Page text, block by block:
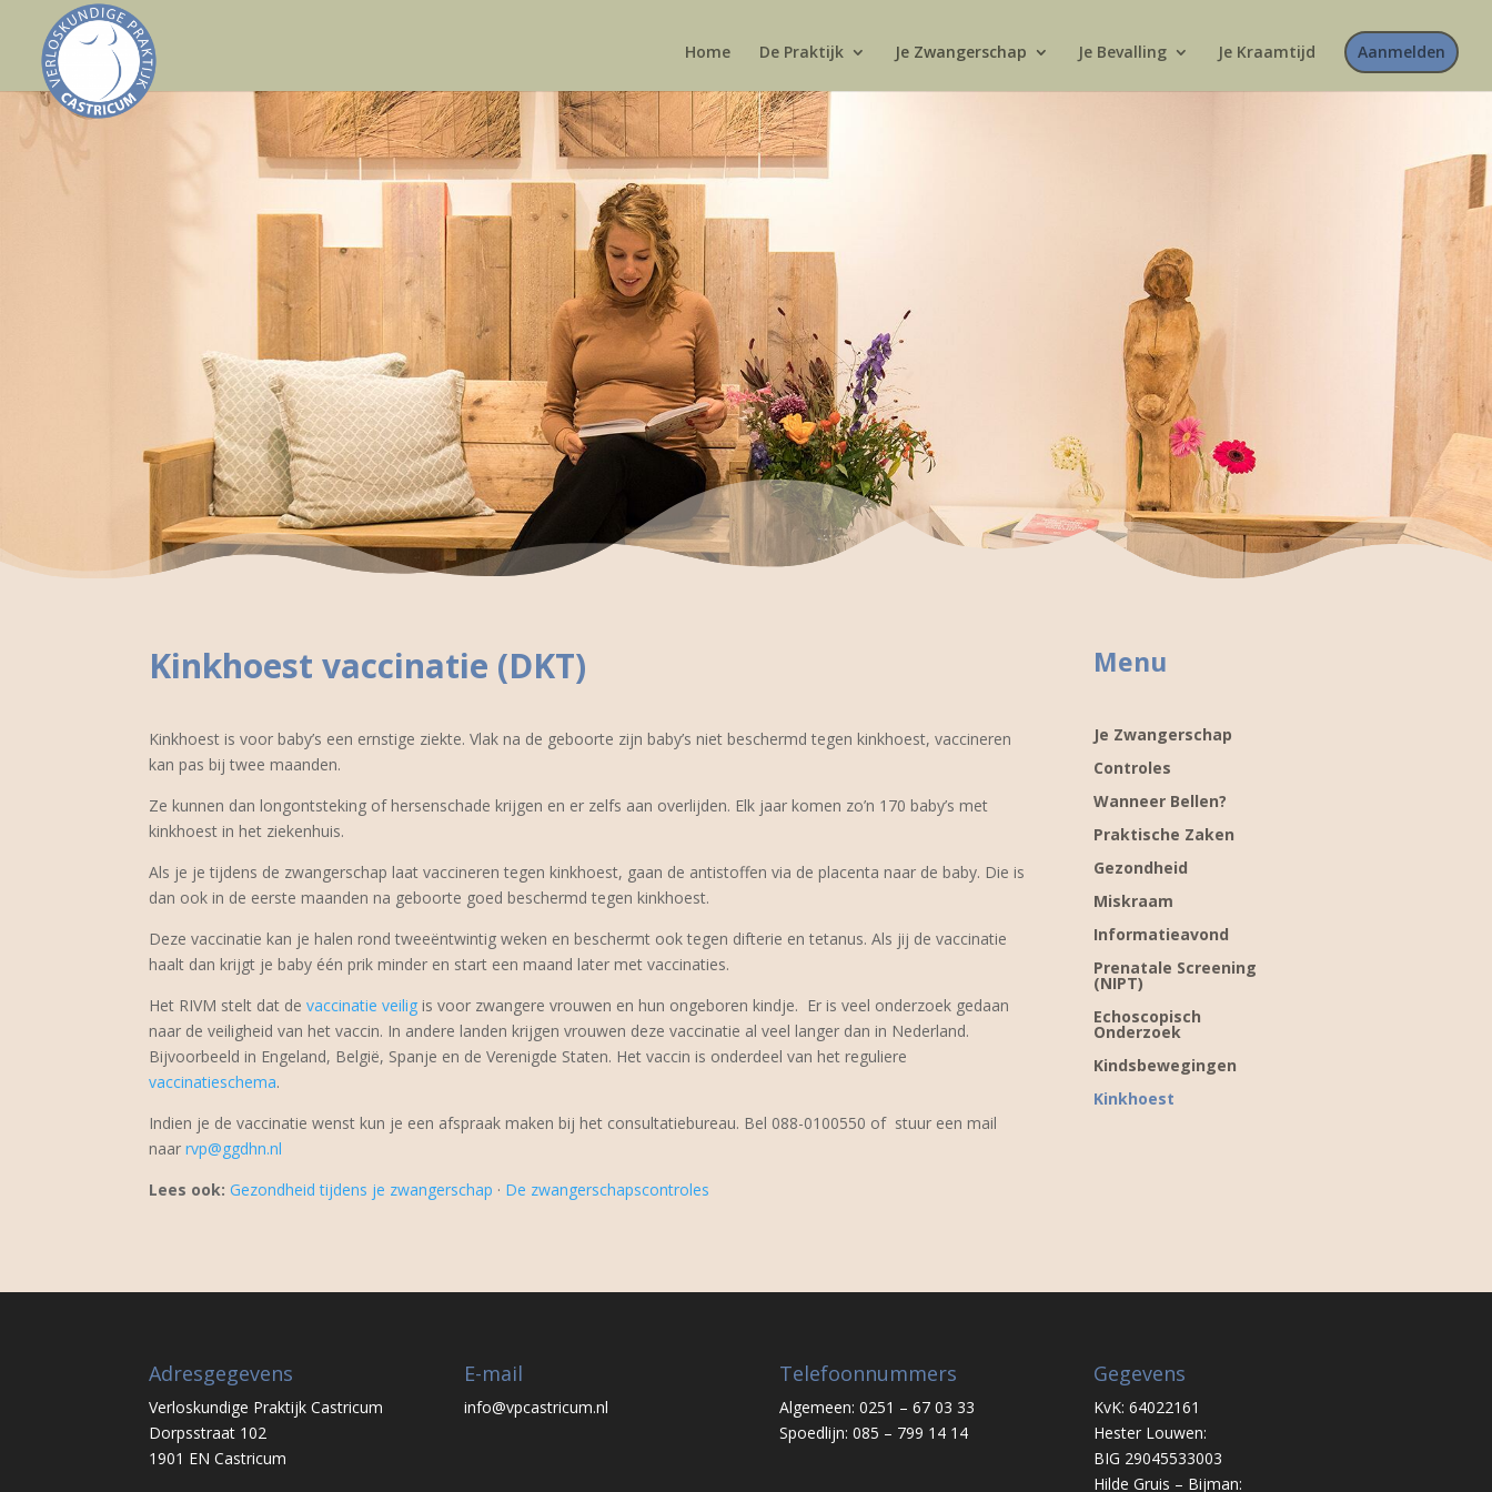
Home De Praktijk Je Zwangerschap Je Bevalling Je Kraamtijd Aanmelden
Kinkhoest vaccinatie (DKT)
Kinkhoest is voor baby’s een ernstige ziekte. Vlak na de geboorte zijn baby’s niet beschermd tegen kinkhoest, vaccineren
kan pas bij twee maanden.
Ze kunnen dan longontsteking of hersenschade krijgen en er zelfs aan overlijden. Elk jaar komen zo’n 170 baby’s met
kinkhoest in het ziekenhuis.
Als je je tijdens de zwangerschap laat vaccineren tegen kinkhoest, gaan de antistoffen via de placenta naar de baby. Die is
dan ook in de eerste maanden na geboorte goed beschermd tegen kinkhoest.
Deze vaccinatie kan je halen rond tweeëntwintig weken en beschermt ook tegen difterie en tetanus. Als jij de vaccinatie
haalt dan krijgt je baby één prik minder en start een maand later met vaccinaties.
Het RIVM stelt dat de vaccinatie veiligis voor zwangere vrouwen en hun ongeboren kindje. Er is veel onderzoek gedaan
naar de veiligheid van het vaccin. In andere landen krijgen vrouwen deze vaccinatie al veel langer dan in Nederland.
Bijvoorbeeld in Engeland, België, Spanje en de Verenigde Staten. Het vaccin is onderdeel van het reguliere
vaccinatieschema.
Indien je de vaccinatie wenst kun je een afspraak maken bij het consultatiebureau. Bel 088-0100550 of stuur een mail
naarrvp@ggdhn.nl
Lees ook: Gezondheid tijdens je zwangerschap · De zwangerschapscontroles
Menu
Je Zwangerschap
Controles
Wanneer Bellen?
Praktische Zaken
Gezondheid
Miskraam
Informatieavond
Prenatale Screening
(NIPT)
Echoscopisch
Onderzoek
Kindsbewegingen
Kinkhoest
Adresgegevens
Verloskundige Praktijk Castricum
Dorpsstraat 102
1901 EN Castricum
E-mail
info@vpcastricum.nl
Telefoonnummers
Algemeen: 0251 – 67 03 33
Spoedlijn: 085 – 799 14 14
Gegevens
KvK: 64022161
Hester Louwen:
BIG 29045533003
Hilde Gruis – Bijman: